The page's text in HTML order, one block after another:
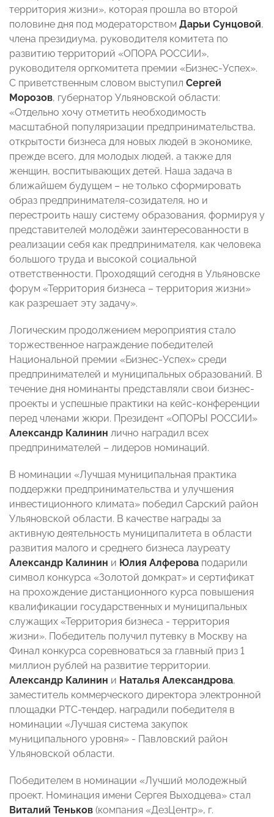
территория жизни», которая прошла во второй
половине дня под модераторством Дарьи Сунцовой,
члена президиума, руководителя комитета по
развитию территорий «ОПОРА РОССИИ»,
руководителя оргкомитета премии «Бизнес-Успех».
С приветственным словом выступил Сергей
Морозов, губернатор Ульяновской области:
«Отдельно хочу отметить необходимость
масштабной популяризации предпринимательства,
открытости бизнеса для новых людей в экономике,
прежде всего, для молодых людей, а также для
женщин, воспитывающих детей. Наша задача в
ближайшем будущем – не только сформировать
образ предпринимателя-созидателя, но и
перестроить нашу систему образования, формируя у
представителей молодёжи заинтересованности в
реализации себя как предпринимателя, как человека
большого труда и высокой социальной
ответственности. Проходящий сегодня в Ульяновске
форум «Территория бизнеса – территория жизни»
как разрешает эту задачу».
Логическим продолжением мероприятия стало
торжественное награждение победителей
Национальной премии «Бизнес-Успех» среди
предпринимателей и муниципальных образований. В
течение дня номинанты представляли свои бизнес-
проекты и успешные практики на кейс-конференции
перед членами жюри. Президент «ОПОРЫ РОССИИ»
Александр Калинин лично наградил всех
предпринимателей – лидеров номинаций.
В номинации «Лучшая муниципальная практика
поддержки предпринимательства и улучшения
инвестиционного климата» победил Сарский район
Ульяновской области. В качестве награды за
активную деятельность муниципалитета в области
развития малого и среднего бизнеса лауреату
Александр Калинин и Юлия Алферова подарили
символ конкурса «Золотой домкрат» и сертификат
на прохождение дистанционного курса повышения
квалификации государственных и муниципальных
служащих «Территория бизнеса - территория
жизни». Победитель получил путевку в Москву на
Финал конкурса соревноваться за главный приз 1
миллион рублей на развитие территории.
Александр Калинин и Наталья Александрова,
заместитель коммерческого директора электронной
площадки РТС-тендер, наградили победителя в
номинации «Лучшая система закупок
муниципального уровня» - Павловский район
Ульяновской области.
Победителем в номинации «Лучший молодежный
проект. Номинация имени Сергея Выходцева» стал
Виталий Теньков (компания «ДезЦентр», г.